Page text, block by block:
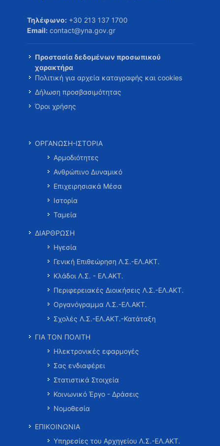
Τηλέφωνο: +30 213 137 1700
Email: contact@yna.gov.gr
Προστασία δεδομένων προσωπικού
χαρακτήρα
Πολιτική για αρχεία καταγραφής και cookies
Δήλωση προσβασιμότητας
Όροι χρήσης
ΟΡΓΑΝΩΣΗ-ΙΣΤΟΡΙΑ
Αρμοδιότητες
Ανθρώπινο Δυναμικό
Επιχειρησιακά Μέσα
Ιστορία
Ταμεία
ΔΙΑΡΘΡΩΣΗ
Ηγεσία
Γενική Επιθεώρηση Λ.Σ.-ΕΛ.ΑΚΤ.
Κλάδοι Λ.Σ. - ΕΛ.ΑΚΤ.
Περιφερειακές Διοικήσεις Λ.Σ.-ΕΛ.ΑΚΤ.
Οργανόγραμμα Λ.Σ.-ΕΛ.ΑΚΤ.
Σχολές Λ.Σ.-ΕΛ.ΑΚΤ.-Κατάταξη
ΓΙΑ ΤΟΝ ΠΟΛΙΤΗ
Ηλεκτρονικές εφαρμογές
Σας ενδιαφέρει
Στατιστικά Στοιχεία
Κοινωνικό Έργο - Δράσεις
Νομοθεσία
ΕΠΙΚΟΙΝΩΝΙΑ
Υπηρεσίες του Αρχηγείου Λ.Σ.-ΕΛ.ΑΚΤ.